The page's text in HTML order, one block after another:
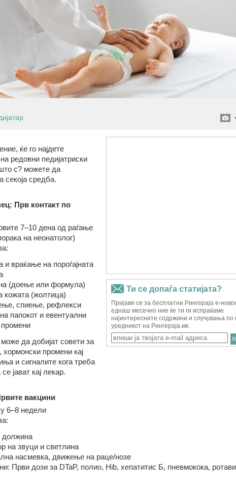
ќе го најдете
редовни педијатриски
с? можете да
секоја средба.
Прв контакт по
7–10 дена од раѓање
на неонатолог)
и враќање на пороѓајната
(доење или формула)
кожата (жолтица)
спиење, рефлекси
папокот и евентуални
да добијат совети за
хормонски промени кај
и сигналите кога треба
јават кај лекар.
вакцини
6–8 недели
должина
на звуци и светлина
насмевка, движење на раце/нозе
Први дози за DTaP, полио, Hib, хепатитис Б, пневмокока,